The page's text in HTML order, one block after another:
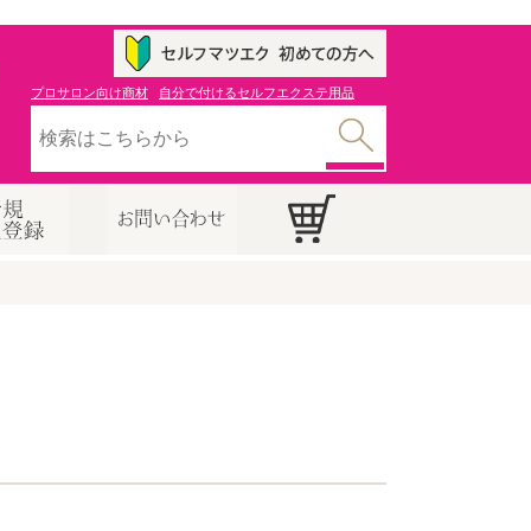
プロサロン向け商材 自分で付けるセルフエクステ用品